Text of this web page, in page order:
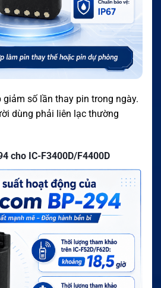
số lần thay pin trong ngày.
dùng phải liên lạc thường
cho IC-F3400D/F4400D